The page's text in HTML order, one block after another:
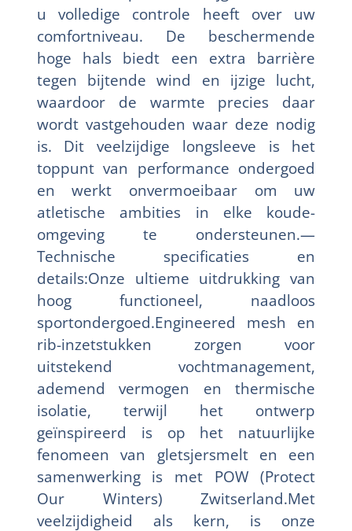
u volledige controle heeft over uw
comfortniveau. De beschermende
hoge hals biedt een extra barrière
tegen bijtende wind en ijzige lucht,
waardoor de warmte precies daar
wordt vastgehouden waar deze nodig
is. Dit veelzijdige longsleeve is het
toppunt van performance ondergoed
en werkt onvermoeibaar om uw
atletische ambities in elke koude-
omgeving te ondersteunen.—
Technische specificaties en
details:Onze ultieme uitdrukking van
hoog functioneel, naadloos
sportondergoed.Engineered mesh en
rib-inzetstukken zorgen voor
uitstekend vochtmanagement,
ademend vermogen en thermische
isolatie, terwijl het ontwerp
geïnspireerd is op het natuurlijke
fenomeen van gletsjersmelt en een
samenwerking is met POW (Protect
Our Winters) Zwitserland.Met
veelzijdigheid als kern, is onze